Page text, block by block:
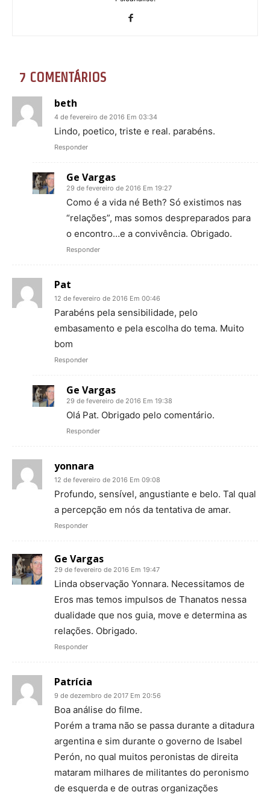
7 COMENTÁRIOS
beth
4 de fevereiro de 2016 Em 03:34
Lindo, poetico, triste e real. parabéns.
Responder
Ge Vargas
29 de fevereiro de 2016 Em 19:27
Como é a vida né Beth? Só existimos nas
“relações”, mas somos despreparados para
o encontro…e a convivência. Obrigado.
Responder
Pat
12 de fevereiro de 2016 Em 00:46
Parabéns pela sensibilidade, pelo
embasamento e pela escolha do tema. Muito
bom
Responder
Ge Vargas
29 de fevereiro de 2016 Em 19:38
Olá Pat. Obrigado pelo comentário.
Responder
yonnara
12 de fevereiro de 2016 Em 09:08
Profundo, sensível, angustiante e belo. Tal qual
a percepção em nós da tentativa de amar.
Responder
Ge Vargas
29 de fevereiro de 2016 Em 19:47
Linda observação Yonnara. Necessitamos de
Eros mas temos impulsos de Thanatos nessa
dualidade que nos guia, move e determina as
relações. Obrigado.
Responder
Patrícia
9 de dezembro de 2017 Em 20:56
Boa análise do filme.
Porém a trama não se passa durante a ditadura
argentina e sim durante o governo de Isabel
Perón, no qual muitos peronistas de direita
mataram milhares de militantes do peronismo
de esquerda e de outras organizações